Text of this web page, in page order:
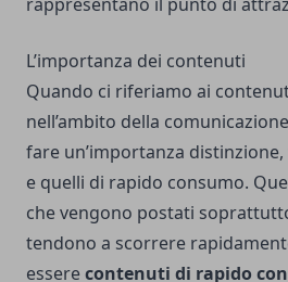
L’importanza dei contenuti
Quando ci riferiamo ai
nell’ambito della
fare un’importanza
e quelli di rapido consumo.
che vengono postati
tendono a scorrere
esserecontenuti di rapido